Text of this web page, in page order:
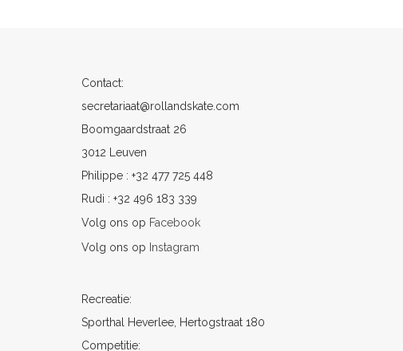
Contact:
secretariaat@rollandskate.com
Boomgaardstraat 26
3012 Leuven
Philippe : +32 477 725 448
Rudi : +32 496 183 339
Volg ons op Facebook
Volg ons op Instagram
Recreatie:
Sporthal Heverlee, Hertogstraat 180
Competitie: